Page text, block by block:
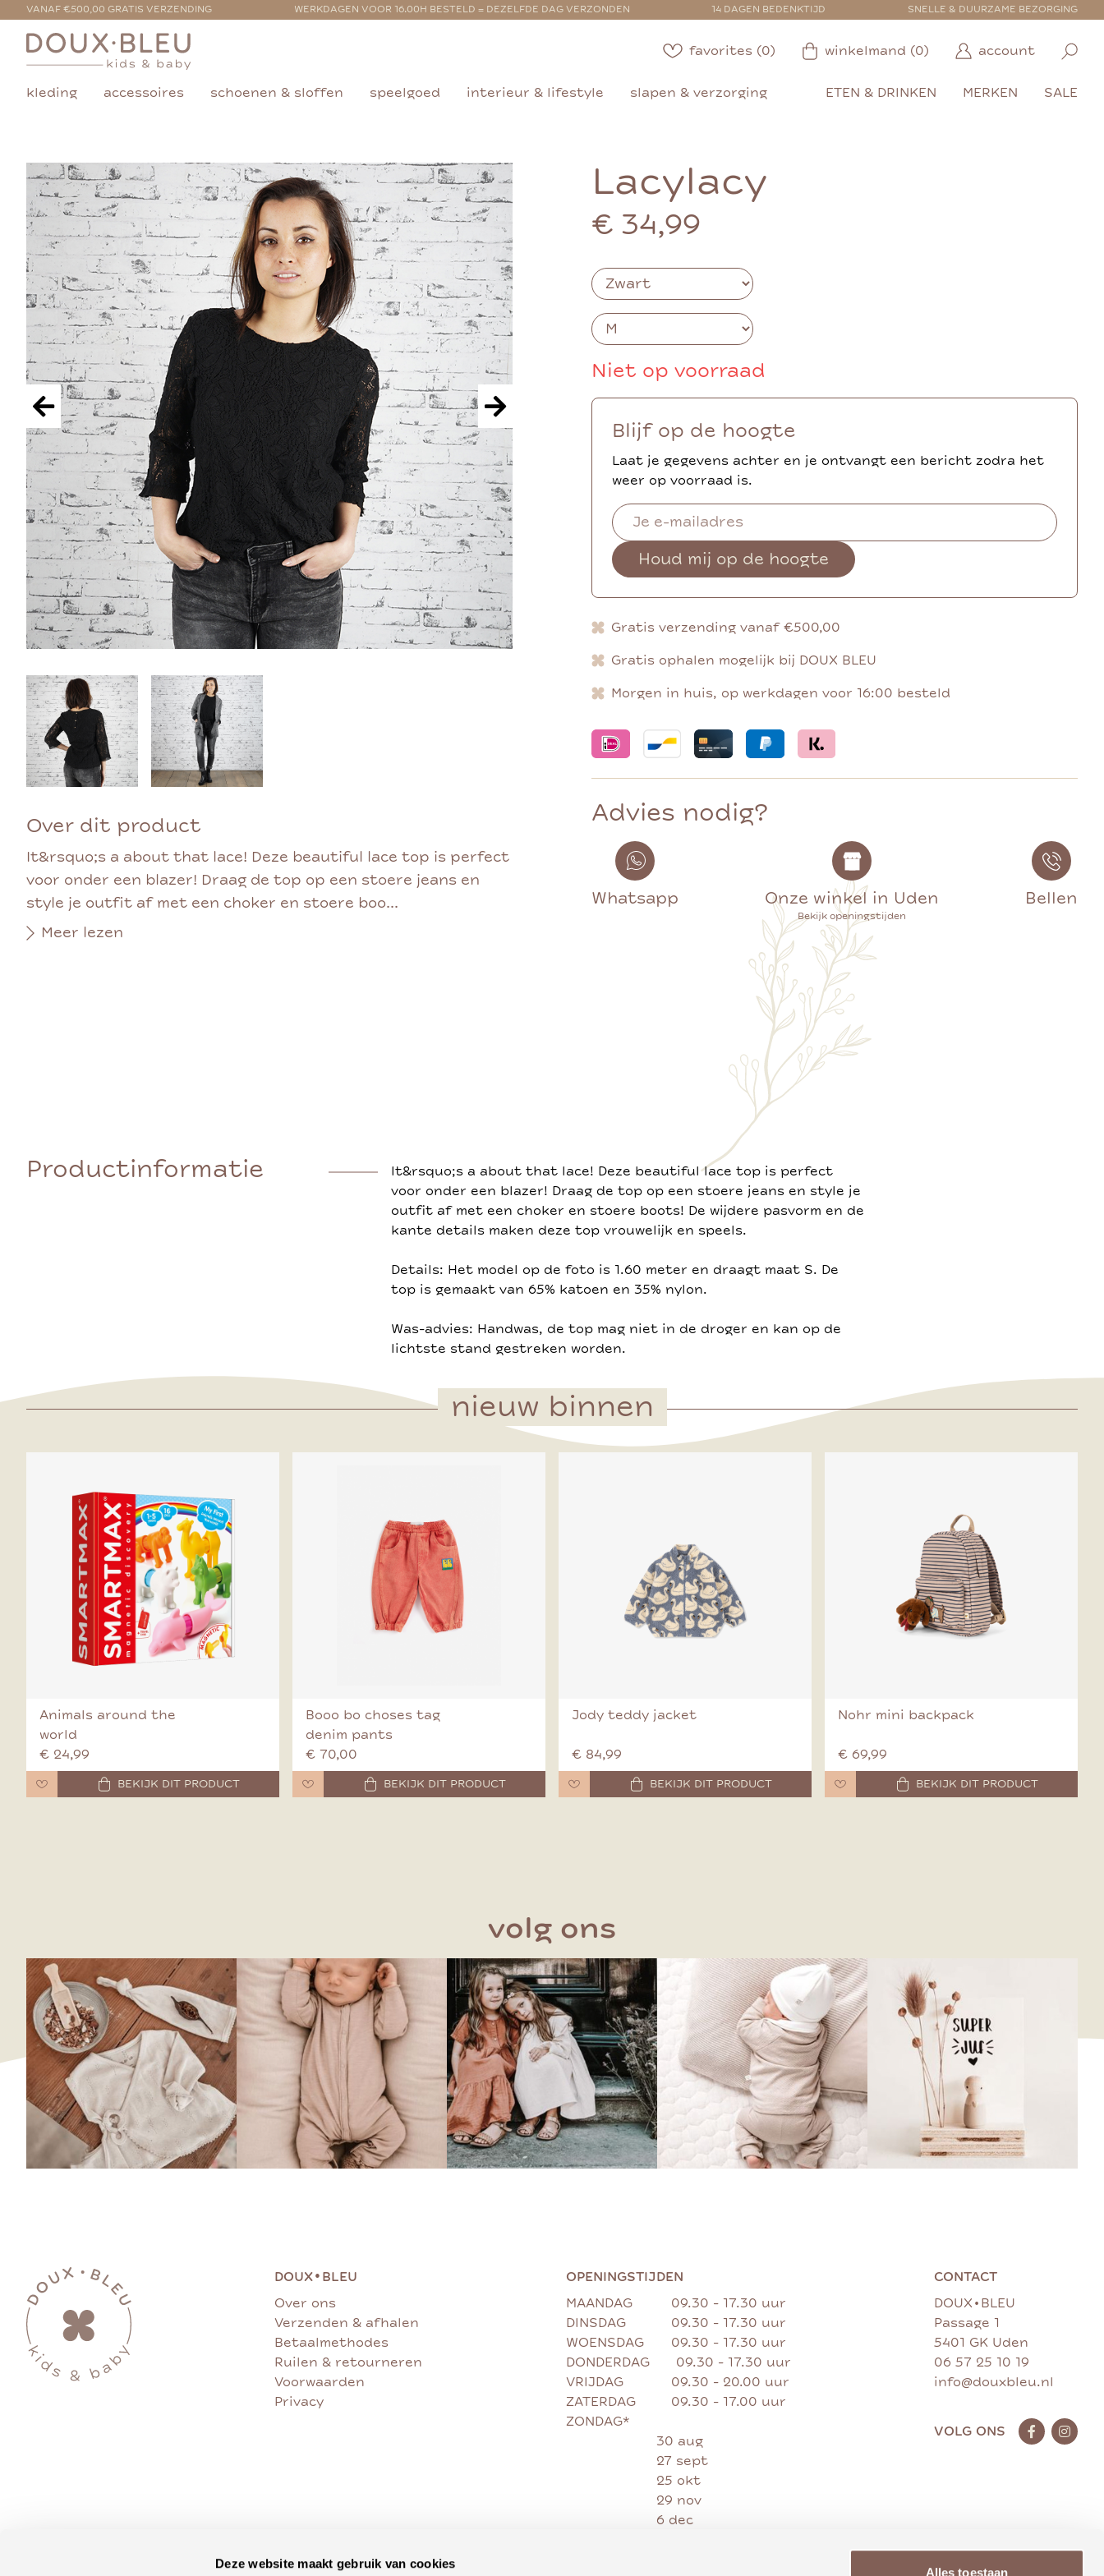
Deze website maakt gebruik van cookies
Alles toestaan
VANAF €500,00 GRATIS VERZENDING WERKDAGEN VOOR 16.00H BESTELD = DEZELFDE DAG VERZONDEN 14 DAGEN BEDENKTIJD SNELLE & DUURZAME BEZORGING
favorites (0) winkelmand (0) account
kleding accessoires schoenen & sloffen speelgoed interieur & lifestyle slapen & verzorging ETEN & DRINKEN MERKEN SALE
Over dit product
It&rsquo;s a about that lace! Deze beautiful lace top is perfect
voor onder een blazer! Draag de top op een stoere jeans en
style je outfit af met een choker en stoere boo...
Meer lezen
Lacylacy
€ 34,99
Niet op voorraad
Blijf op de hoogte
Laat je gegevens achter en je ontvangt een bericht zodra het
weer op voorraad is.
Houd mij op de hoogte
Gratis verzending vanaf €500,00
Gratis ophalen mogelijk bij DOUX BLEU
Morgen in huis, op werkdagen voor 16:00 besteld
Advies nodig?
Whatsapp Onze winkel in Uden
Bekijk openingstijden
Bellen
Productinformatie
It&rsquo;s a about that lace! Deze beautiful lace top is perfect
voor onder een blazer! Draag de top op een stoere jeans en style je
outfit af met een choker en stoere boots! De wijdere pasvorm en de
kante details maken deze top vrouwelijk en speels.
Details: Het model op de foto is 1.60 meter en draagt maat S. De
top is gemaakt van 65% katoen en 35% nylon.
Was-advies: Handwas, de top mag niet in de droger en kan op de
lichtste stand gestreken worden.
nieuw binnen
Animals around the
world
€ 24,99
BEKIJK DIT PRODUCT
Booo bo choses tag
denim pants
€ 70,00
BEKIJK DIT PRODUCT
Jody teddy jacket
€ 84,99
BEKIJK DIT PRODUCT
Nohr mini backpack
€ 69,99
BEKIJK DIT PRODUCT
volg ons
DOUX• BLEU
Over ons
Verzenden & afhalen
Betaalmethodes
Ruilen & retourneren
Voorwaarden
Privacy
OPENINGSTIJDEN
MAANDAG
09.30 - 17.30 uur
DINSDAG
09.30 - 17.30 uur
WOENSDAG
09.30 - 17.30 uur
DONDERDAG
09.30 - 17.30 uur
VRIJDAG
09.30 - 20.00 uur
ZATERDAG
09.30 - 17.00 uur
ZONDAG*
30 aug
27 sept
25 okt
29 nov
6 dec
CONTACT
DOUX • BLEU
Passage 1
5401 GK Uden
06 57 25 10 19
info@douxbleu.nl
VOLG ONS